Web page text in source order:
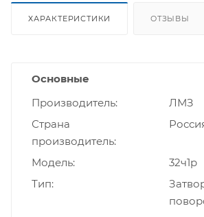
ХАРАКТЕРИСТИКИ ОТЗЫВЫ
Основные
Производитель
ЛМЗ
Страна
производитель
Модель
32ч1р
Тип